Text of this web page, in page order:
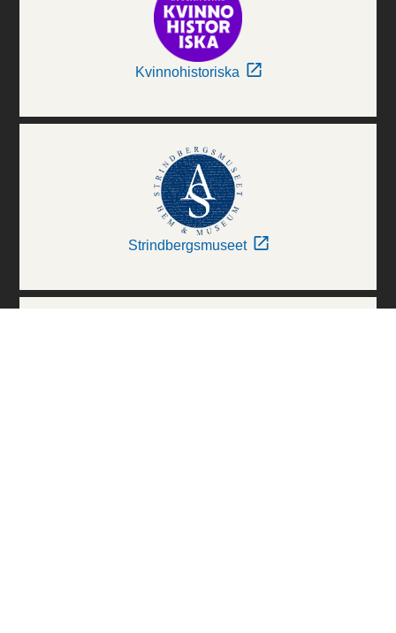
Kvinnohistoriska
Strindbergsmuseet